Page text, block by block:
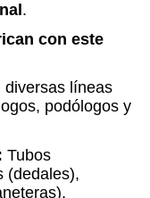
.
con este
diversas líneas
podólogos y
Tubos
(dedales),